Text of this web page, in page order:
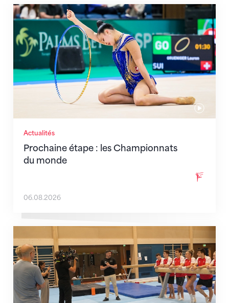
Actualités
Prochaine étape : les Championnats
du monde
Prochaine étape : les Championnats du monde
06.08.2026
En route pour Zagreb avec des objectifs clairs